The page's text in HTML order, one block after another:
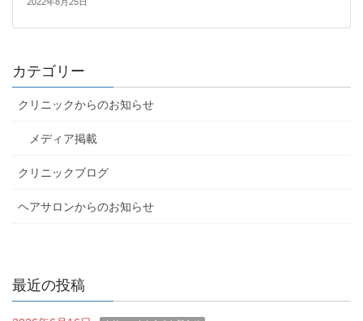
カテゴリー
クリニックからのお知らせ
メディア掲載
クリニックブログ
ヘアサロンからのお知らせ
最近の投稿